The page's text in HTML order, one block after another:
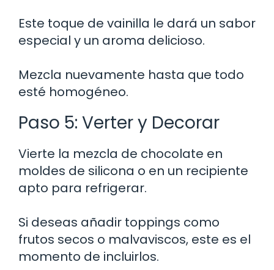
Este toque de vainilla le dará un sabor
especial y un aroma delicioso.
Mezcla nuevamente hasta que todo
esté homogéneo.
Paso 5: Verter y Decorar
Vierte la mezcla de chocolate en
moldes de silicona o en un recipiente
apto para refrigerar.
Si deseas añadir toppings como
frutos secos o malvaviscos, este es el
momento de incluirlos.